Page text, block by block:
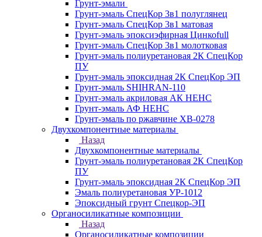
Грунт-эмали
Грунт-эмаль СпецКор 3в1 полуглянец
Грунт-эмаль СпецКор 3в1 матовая
Грунт-эмаль эпоксиэфирная Цинкоfull
Грунт-эмаль СпецКор 3в1 молотковая
Грунт-эмаль полиуретановая 2К СпецКор
ПУ
Грунт-эмаль эпоксидная 2К СпецКор ЭП
Грунт-эмаль SHIHRAN-110
Грунт-эмаль акриловая АК НЕНС
Грунт-эмаль АФ НЕНС
Грунт-эмаль по ржавчине ХВ-0278
Двухкомпонентные материалы
Назад
Двухкомпонентные материалы
Грунт-эмаль полиуретановая 2К СпецКор
ПУ
Грунт-эмаль эпоксидная 2К СпецКор ЭП
Эмаль полиуретановая УР-1012
Эпоксидный грунт Спецкор-ЭП
Органосиликатные композиции
Назад
Органосиликатные композиции